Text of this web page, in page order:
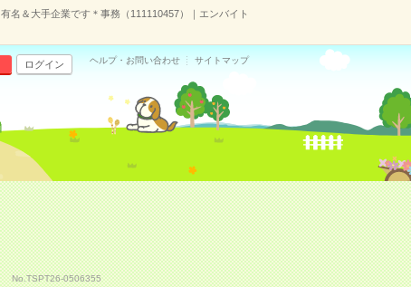
名＆大手企業です＊事務（111110457）｜エンバイト
ログイン ヘルプ・お問い合わせ サイトマップ
No.TSPT26-0506355